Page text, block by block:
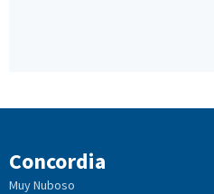
Concordia
Muy Nuboso